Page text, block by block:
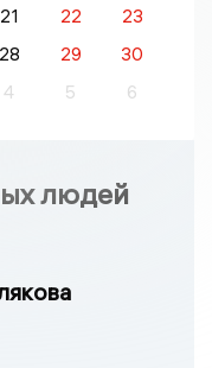
21 22
23
28 29
30
4 5 6
людей